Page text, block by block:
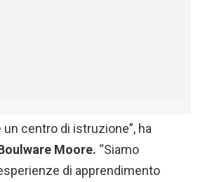
un centro di istruzione”, ha
Moore. “Siamo
di apprendimento